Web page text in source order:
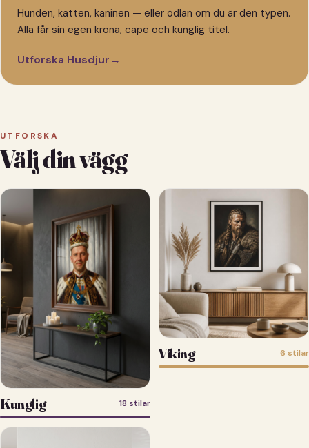
Hunden, katten, kaninen — eller ödlan om du är den typen.
Alla får sin egen krona, cape och kunglig titel.
Utforska Husdjur→
UTFORSKA
Välj din vägg
Kunglig 18 stilar
Viking 6 stilar